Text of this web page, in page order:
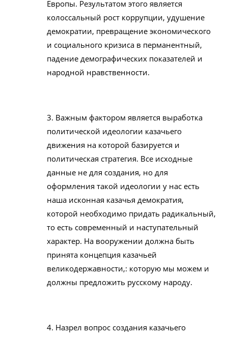
Европы. Результатом этого является
колоссальный рост коррупции, удушение
демократии, превращение экономического
и социального кризиса в перманентный,
падение демографических показателей и
народной нравственности.
3. Важным фактором является выработка
политической идеологии казачьего
движения на которой базируется и
политическая стратегия. Все исходные
данные не для создания, но для
оформления такой идеологии у нас есть
наша исконная казачья демократия,
которой необходимо придать радикальный,
то есть современный и наступательный
характер. На вооружении должна быть
принята концепция казачьей
великодержавности,: которую мы можем и
должны предложить русскому народу.
4. Назрел вопрос создания казачьего